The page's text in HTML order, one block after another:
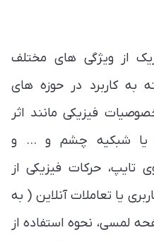
از ویژگی های مختلف
به کاربرد در حوزه های
فیزیکی مانند اثر
یا شبکیه چشم و ... و
تایپ، حرکات فیزیکی از
یا تعاملات آنلاین ( به
لمسی، نحوه استفاده از